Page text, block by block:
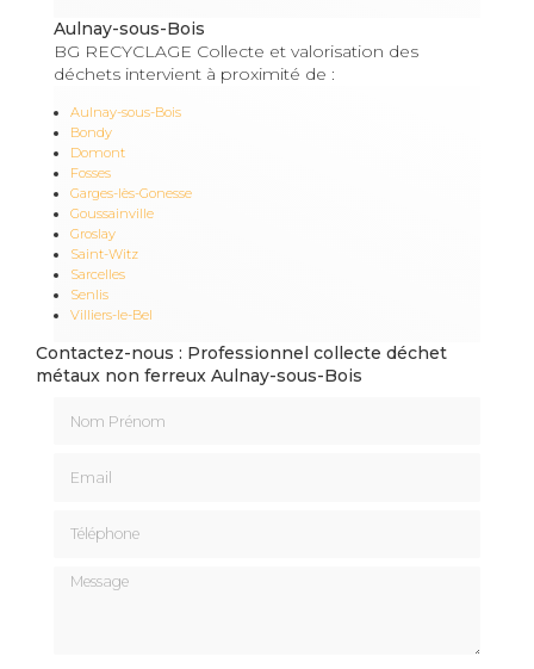
Aulnay-sous-Bois
BG RECYCLAGE Collecte et valorisation des
déchets intervient à proximité de :
Aulnay-sous-Bois
Bondy
Domont
Fosses
Garges-lès-Gonesse
Goussainville
Groslay
Saint-Witz
Sarcelles
Senlis
Villiers-le-Bel
Contactez-nous : Professionnel collecte déchet
métaux non ferreux Aulnay-sous-Bois
Message